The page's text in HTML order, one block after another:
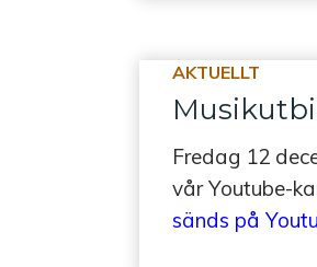
AKTUELLT
Fredag 12
vår Youtube-
sänds på